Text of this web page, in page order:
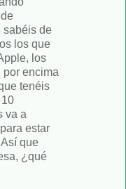
sabéis de
los que
los
por encima
tenéis
va a
estar
que
¿qué